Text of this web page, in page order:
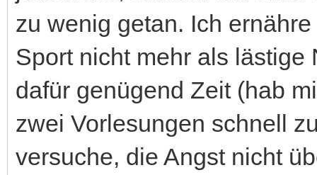
zu wenig getan. Ich
Sport nicht mehr als
dafür genügend Zeit (hab
zwei Vorlesungen schnell
versuche, die Angst nicht